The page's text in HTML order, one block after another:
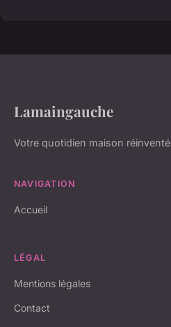
Lamaingauche
Votre quotidien maison réinventé
NAVIGATION
Accueil
LÉGAL
Mentions légales
Contact